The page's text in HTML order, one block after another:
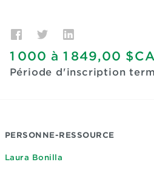
1 000 à 1 849,00 $CA
Période d'inscription
PERSONNE-RESSOURCE
Laura Bonilla